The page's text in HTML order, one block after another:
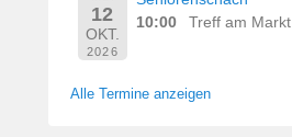
12
OKT.
2026
10:00
Treff am Markt
Alle Termine anzeigen